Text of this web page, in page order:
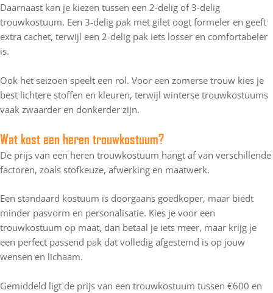
Daarnaast kan je kiezen tussen een 2-delig of 3-delig
trouwkostuum. Een 3-delig pak met gilet oogt formeler en geeft
extra cachet, terwijl een 2-delig pak iets losser en comfortabeler
is.
Ook het seizoen speelt een rol. Voor een zomerse trouw kies je
best lichtere stoffen en kleuren, terwijl winterse trouwkostuums
vaak zwaarder en donkerder zijn.
Wat kost een heren trouwkostuum?
De prijs van een heren trouwkostuum hangt af van verschillende
factoren, zoals stofkeuze, afwerking en maatwerk.
Een standaard kostuum is doorgaans goedkoper, maar biedt
minder pasvorm en personalisatie. Kies je voor een
trouwkostuum op maat, dan betaal je iets meer, maar krijg je
een perfect passend pak dat volledig afgestemd is op jouw
wensen en lichaam.
Gemiddeld ligt de prijs van een trouwkostuum tussen €600 en